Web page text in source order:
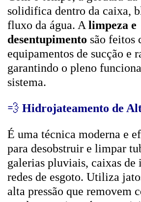
solidifica dentro da caixa,
fluxo da água. A limpeza e
desentupimento são feitos
equipamentos de sucção e
garantindo o pleno
sistema.
💨 Hidrojateamento de
É uma técnica moderna e
para desobstruir e limpar
galerias pluviais, caixas de
redes de esgoto. Utiliza
alta pressão que removem